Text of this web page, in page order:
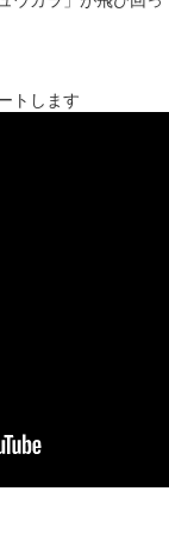
トします